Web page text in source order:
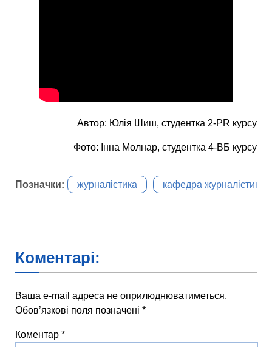
Автор: Юлія Шиш, студентка 2-PR курсу
Фото: Інна Молнар, студентка 4-ВБ курсу
Позначки: журналістика кафедра журналістики
Коментарі:
Ваша e-mail адреса не оприлюднюватиметься.
Обов’язкові поля позначені *
Коментар *